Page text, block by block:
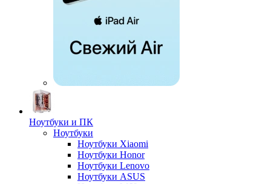
Ноутбуки и ПК
Ноутбуки
Ноутбуки Xiaomi
Ноутбуки Honor
Ноутбуки Lenovo
Ноутбуки ASUS